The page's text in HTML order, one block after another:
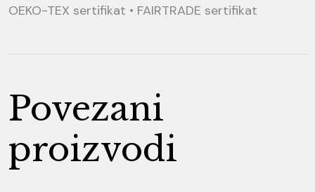
OEKO-TEX sertifikat • FAIRTRADE sertifikat
Povezani
proizvodi